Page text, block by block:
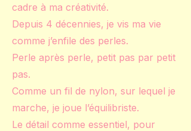
cadre à ma créativité.
Depuis 4 décennies, je vis ma vie
comme j’enfile des perles.
Perle après perle, petit pas par petit
pas.
Comme un fil de nylon, sur lequel je
marche, je joue l’équilibriste.
Le détail comme essentiel, pour